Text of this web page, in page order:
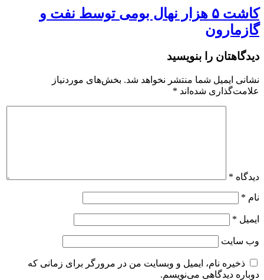
کاشت ۵ هزار نهال بومی توسط نفت و
گازمارون
دیدگاهتان را بنویسید
نشانی ایمیل شما منتشر نخواهد شد. بخش‌های موردنیاز
علامت‌گذاری شده‌اند *
دیدگاه *
نام *
ایمیل *
وب‌ سایت
ذخیره نام، ایمیل و وبسایت من در مرورگر برای زمانی که
دوباره دیدگاهی می‌نویسم.